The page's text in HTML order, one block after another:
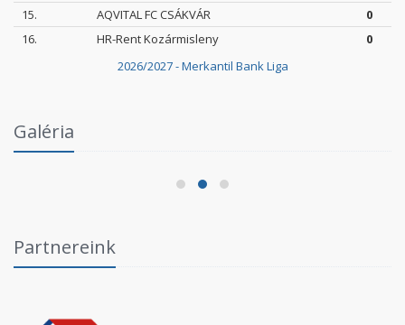
2026/2027 - Merkantil Bank Liga
15.
AQVITAL FC CSÁKVÁR
0
16.
HR-Rent Kozármisleny 0
Galéria
Fórumban
2026.06.03.
Partnereink